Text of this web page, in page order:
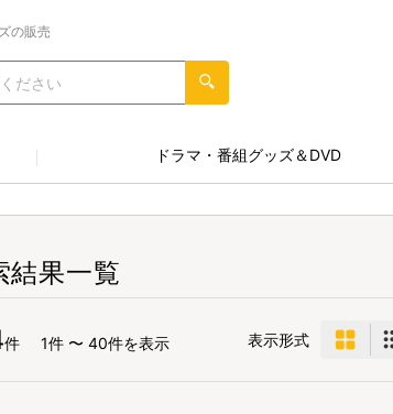
の販売
ドラマ・番組グッズ＆DVD
結果一覧
件 1件 〜 40件を表示 表示形式